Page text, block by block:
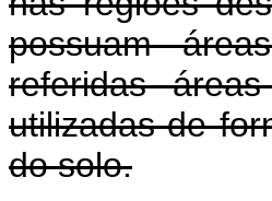
possuam
referidas
utilizadas de
do solo.